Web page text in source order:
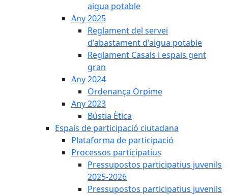
aigua potable
Any 2025
Reglament del servei
d'abastament d'aigua potable
Reglament Casals i espais gent
gran
Any 2024
Ordenança Orpime
Any 2023
Bústia Ètica
Espais de participació ciutadana
Plataforma de participació
Processos participatius
Pressupostos participatius juvenils
2025-2026
Pressupostos participatius juvenils